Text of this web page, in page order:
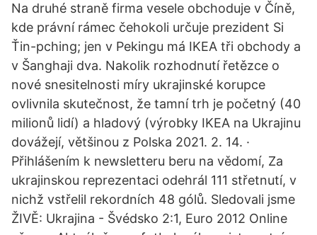
Na druhé straně firma vesele obchoduje v Číně,
kde právní rámec čehokoli určuje prezident Si
Ťin-pching; jen v Pekingu má IKEA tři obchody a
v Šanghaji dva. Nakolik rozhodnutí řetězce o
nové snesitelnosti míry ukrajinské korupce
ovlivnila skutečnost, že tamní trh je početný (40
milionů lidí) a hladový (výrobky IKEA na Ukrajinu
dovážejí, většinou z Polska 2021. 2. 14. ·
Přihlášením k newsletteru beru na vědomí, Za
ukrajinskou reprezentaci odehrál 111 střetnutí, v
nichž vstřelil rekordních 48 gólů. Sledovali jsme
ŽIVĚ: Ukrajina - Švédsko 2:1, Euro 2012 Online